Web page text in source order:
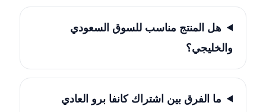
هل المنتج مناسب للسوق السعودي
والخليجي؟
ما الفرق بين اشتراك كانفا برو العادي